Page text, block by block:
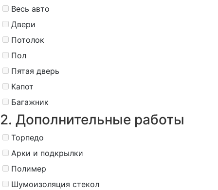
Весь авто
Двери
Потолок
Пол
Пятая дверь
Капот
Багажник
2. Дополнительные работы
Торпедо
Арки и подкрылки
Полимер
Шумоизоляция стекол